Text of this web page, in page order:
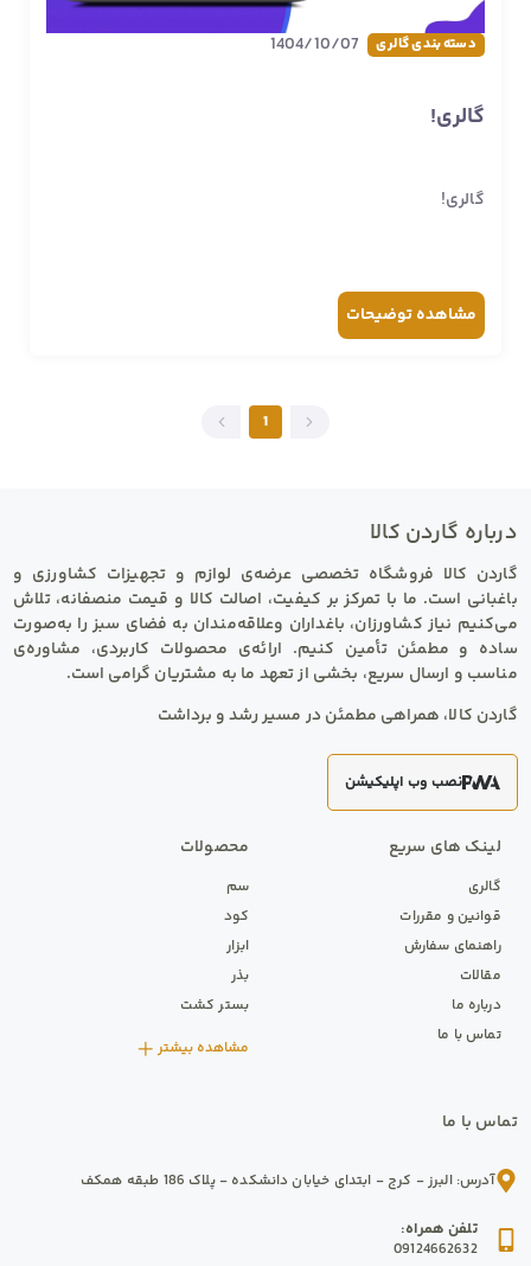
دسته بندی گالری 1404/10/07
گالری!
گالری!
مشاهدهتوضیحات
1
درباره گاردن کالا
گاردن کالا فروشگاه تخصصی عرضه‌ی لوازم و تجهیزات کشاورزی و
باغبانی است. ما با تمرکز بر کیفیت، اصالت کالا و قیمت منصفانه، تلاش
می‌کنیم نیاز کشاورزان، باغداران وعلاقه‌مندان به فضای سبز را به‌صورت
ساده و مطمئن تأمین کنیم. ارائه‌ی محصولات کاربردی، مشاوره‌ی
مناسب و ارسال سریع، بخشی از تعهد ما به مشتریان گرامی است.
گاردن کالا، همراهی مطمئن در مسیر رشد و برداشت
نصب وب اپلیکیشن
لینک های سریع
گالری
قوانین و مقررات
راهنمای سفارش
مقالات
درباره ما
تماس با ما
محصولات
سم
کود
ابزار
بذر
بستر کشت
مشاهده بیشتر
تماس با ما
آدرس:البرز- کرج - ابتدای خیابان دانشکده - پلاک 186 طبقه همکف
تلفن همراه:
09124662632